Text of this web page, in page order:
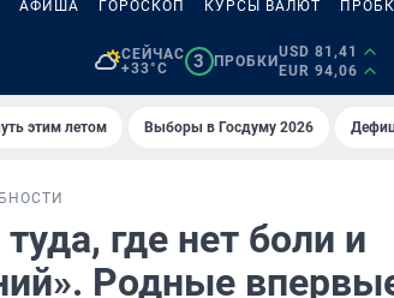
АФИША ГОРОСКОП КУРСЫ ВАЛЮТ
СЕЙЧАС
+33°C
3 ПРОБКИ
USD 81,41
EUR 94,06
этим летом Выборы в Госдуму 2026
где нет боли и
Родные